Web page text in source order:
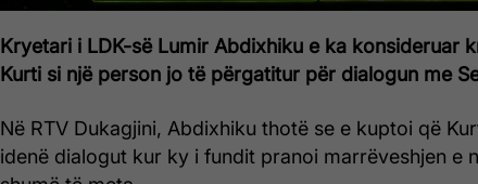
Kryetari i LDK-së Lumir Abdixhiku e ka konsideruar
Kurti si një person jo të përgatitur për dialogun me
Në RTV Dukagjini, Abdixhiku thotë se e kuptoi që
idenë dialogut kur ky i fundit pranoi marrëveshjen e